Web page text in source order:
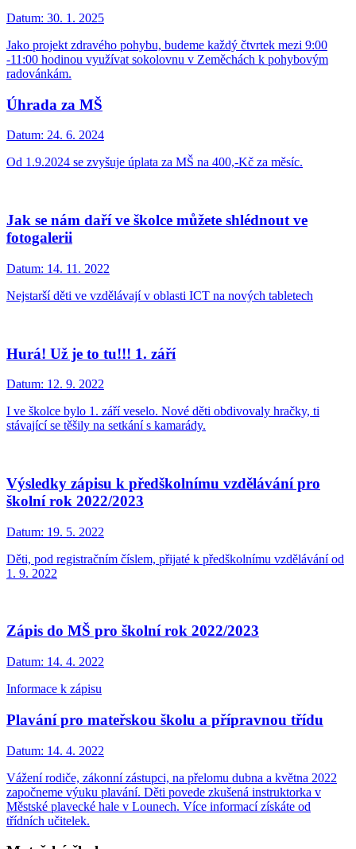
Datum: 30. 1. 2025
Jako projekt zdravého pohybu, budeme každý čtvrtek mezi 9:00
-11:00 hodinou využívat sokolovnu v Zeměchách k pohybovým
radovánkám.
Úhrada za MŠ
Datum: 24. 6. 2024
Od 1.9.2024 se zvyšuje úplata za MŠ na 400,-Kč za měsíc.
Jak se nám daří ve školce můžete shlédnout ve
fotogalerii
Datum: 14. 11. 2022
Nejstarší děti ve vzdělávají v oblasti ICT na nových tabletech
Hurá! Už je to tu!!! 1. září
Datum: 12. 9. 2022
I ve školce bylo 1. září veselo. Nové děti obdivovaly hračky, ti
stávající se těšily na setkání s kamarády.
Výsledky zápisu k předškolnímu vzdělávání pro
školní rok 2022/2023
Datum: 19. 5. 2022
Děti, pod registračním číslem, přijaté k předškolnímu vzdělávání od
1. 9. 2022
Zápis do MŠ pro školní rok 2022/2023
Datum: 14. 4. 2022
Informace k zápisu
Plavání pro mateřskou školu a přípravnou třídu
Datum: 14. 4. 2022
Vážení rodiče, zákonní zástupci, na přelomu dubna a května 2022
započneme výuku plavání. Děti povede zkušená instruktorka v
Městské plavecké hale v Lounech. Více informací získáte od
třídních učitelek.